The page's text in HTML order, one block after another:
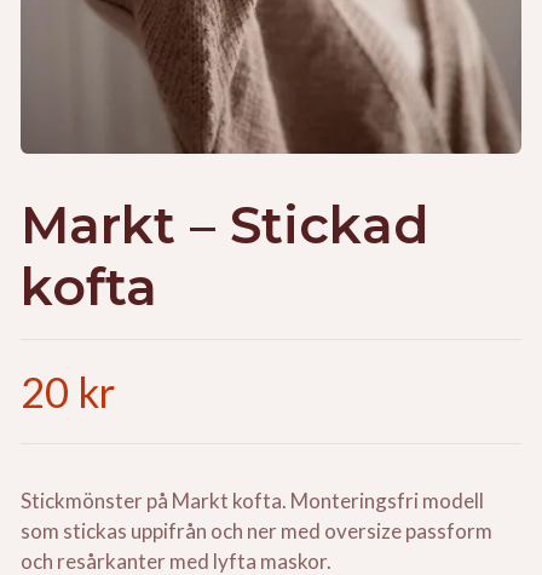
Markt – Stickad
kofta
20 kr
Stickmönster på Markt kofta. Monteringsfri modell
som stickas uppifrån och ner med oversize passform
och resårkanter med lyfta maskor.